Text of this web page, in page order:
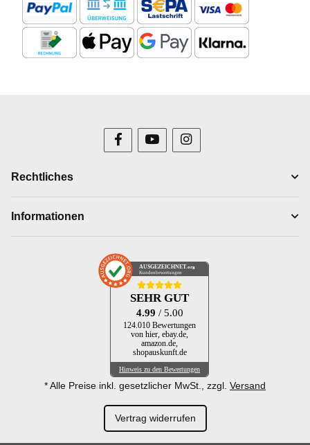
Rechtliches
Informationen
AUSGEZEICHNET .org
Kundenbewertungen
SEHR GUT
4.99 / 5.00
124.010 Bewertungen
von hier, ebay.de,
amazon.de,
shopauskunft.de
Hinweis zu den Bewertungen
* Alle Preise inkl. gesetzlicher MwSt., zzgl. Versand
Vertrag widerrufen